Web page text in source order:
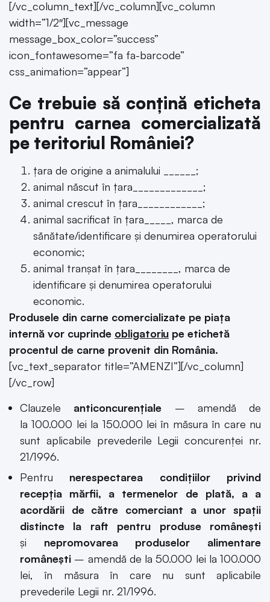
[/vc_column_text][/vc_column][vc_column
width=”1/2″][vc_message
message_box_color=”success”
icon_fontawesome=”fa fa-barcode”
css_animation=”appear”]
Ce trebuie să conțină eticheta
pentru carnea comercializată
pe teritoriul României?
ţara de origine a animalului ______;
animal născut în ţara_____________;
animal crescut în ţara____________;
animal sacrificat în ţara_____, marca de
sănătate/identificare şi denumirea operatorului
economic;
animal tranşat în ţara________, marca de
identificare şi denumirea operatorului
economic.
Produsele din carne comercializate pe piaţa
internă vor cuprinde obligatoriu pe etichetă
procentul de carne provenit din România.
[vc_text_separator title=”AMENZI”][/vc_column]
[/vc_row]
Clauzele anticoncurențiale – amendă de
la 100.000 lei la 150.000 lei în măsura în care nu
sunt aplicabile prevederile Legii concurenţei nr.
21/1996.
Pentru nerespectarea condițiilor privind
recepția mărfii, a termenelor de plată, a a
acordării de către comerciant a unor spații
distincte la raft pentru produse românești
și nepromovarea produselor alimentare
românești – amendă de la 50.000 lei la 100.000
lei, în măsura în care nu sunt aplicabile
prevederile Legii nr. 21/1996.